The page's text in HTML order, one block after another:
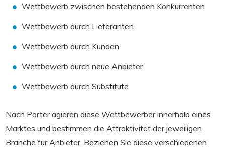
Wettbewerb zwischen bestehenden Konkurrenten
Wettbewerb durch Lieferanten
Wettbewerb durch Kunden
Wettbewerb durch neue Anbieter
Wettbewerb durch Substitute
Nach Porter agieren diese Wettbewerber innerhalb eines
Marktes und bestimmen die Attraktivität der jeweiligen
Branche für Anbieter. Beziehen Sie diese verschiedenen